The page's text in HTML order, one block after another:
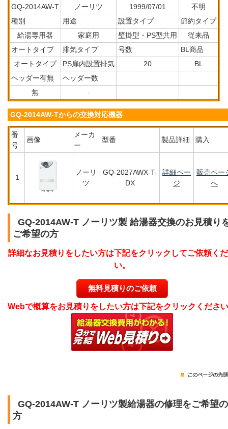
GQ-2014AW-T
ノーリツ 1999/07/01
不明
種別
用途 設置タイプ
節約タイプ
給湯専用器
家庭用 壁掛型・PS型共用
従来品
オートタイプ
排気タイプ 号数
BL商品
オートタイプ
PS扉内設置排気 20
BL
ヘッダー有無
ヘッダー数
無
-
GQ-2014AW-Tからの交換対応機器
番
号
画像
メーカ
ー
型番 製品詳細 購入
1
ノーリ
ツ
GQ-2027AWX-T-
DX
詳細ペー
ジ
販売ペー
へ
GQ-2014AW-T ノーリツ製 給湯器交換のお見積り
ご希望の方
詳細なお見積りをしたい方は下記をクリックしてご依頼く
い。
無料見積りのご依頼
Webで概算をお見積りをしたい方は下記をクリックくださ
GQ-2014AW-T ノーリツ製給湯器の修理をご希望の
方